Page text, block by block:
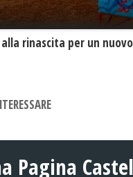
rinascita per un
Pagina